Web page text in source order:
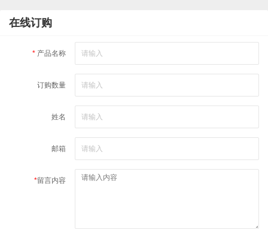
在线订购
* 产品名称
订购数量
姓名
邮箱
*留言内容